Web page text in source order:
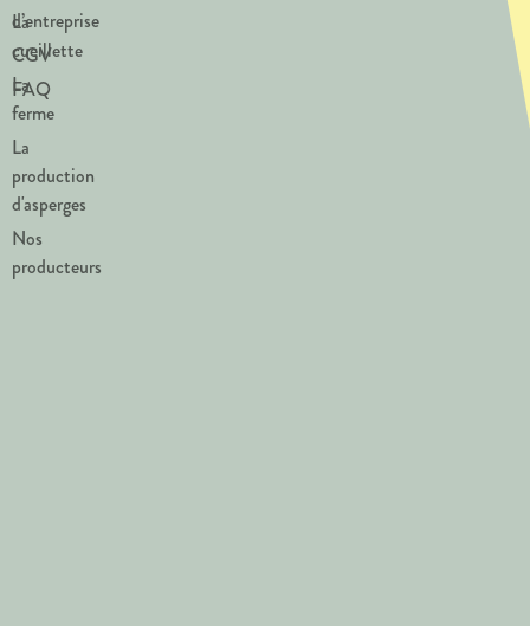
La
cueillette
La
ferme
La
production
d'asperges
Nos
producteurs
d’entreprise
CGV
FAQ